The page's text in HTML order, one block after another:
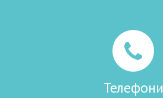
Телефони